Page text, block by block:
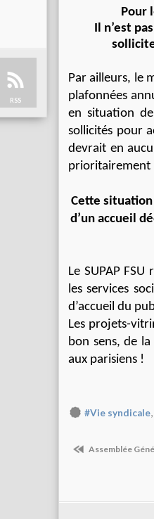
RSS
Pour
Il n’est
Par ailleurs, le
plafonnées
en situation
sollicités pour
devrait en
prioritairement
Cette
d’un accueil
Le SUPAP
les services
d’accueil du
Les projets-
bon sens, de
aux parisiens !
#Vie syndicale,
Assemblée